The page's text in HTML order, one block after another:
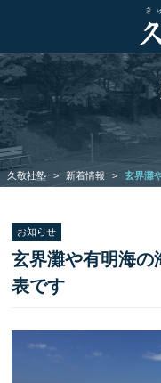
久敬社塾 > 新着情報 > 玄界灘
お知らせ
玄界灘や有明海の
表です